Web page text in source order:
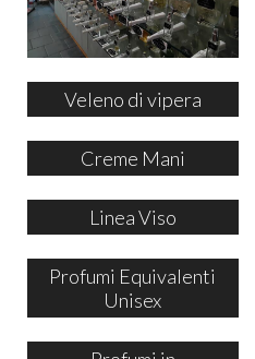
Veleno di vipera
Creme Mani
Linea Viso
Profumi Equivalenti
Unisex